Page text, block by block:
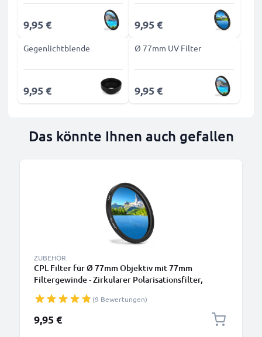
9,95 € 9,95 €
Gegenlichtblende
9,95 €
Ø 77mm UV Filter
9,95 €
Das könnte Ihnen auch gefallen
ZUBEHÖR
CPL Filter für Ø 77mm Objektiv mit 77mm
Filtergewinde - Zirkularer Polarisationsfilter,
(9 Bewertungen)
9,95 €